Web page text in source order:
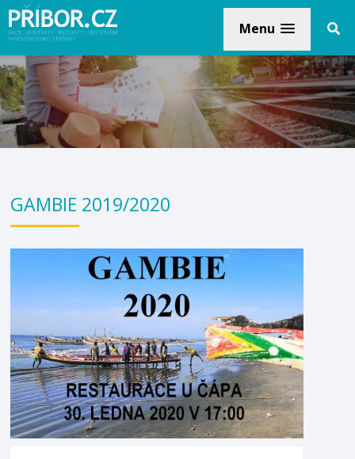
Menu
GAMBIE 2019/2020